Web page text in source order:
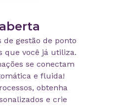
de gestão de ponto
que você já utiliza.
se conectam
e fluida!
obtenha
e crie